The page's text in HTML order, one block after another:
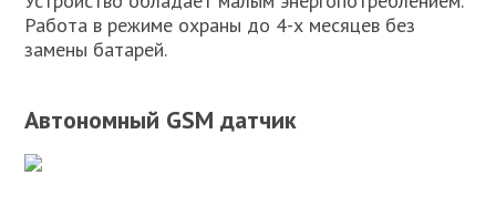
Работа в режиме охраны до 4-х месяцев без
замены батарей.
Автономный GSM датчик